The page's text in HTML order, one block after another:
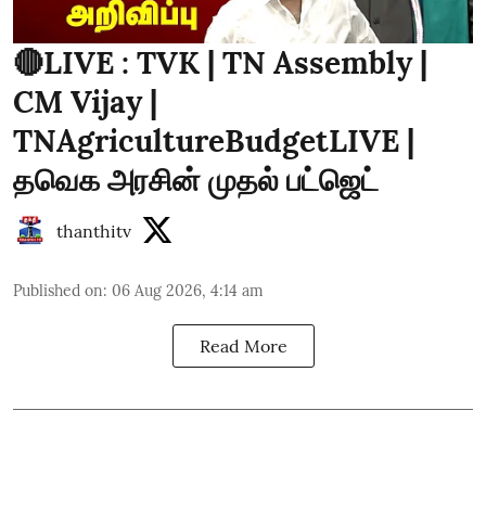
🔴LIVE : TVK | TN Assembly |
CM Vijay |
TNAgricultureBudgetLIVE |
தவெக அரசின் முதல் பட்ஜெட்
thanthitv
Published on: 06 Aug 2026, 4:14 am
Read More